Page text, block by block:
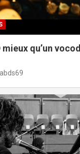
mieux qu’un
abds69